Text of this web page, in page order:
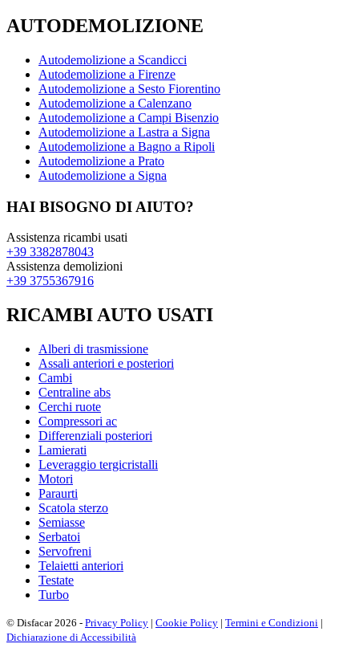
AUTODEMOLIZIONE
Autodemolizione a Scandicci
Autodemolizione a Firenze
Autodemolizione a Sesto Fiorentino
Autodemolizione a Calenzano
Autodemolizione a Campi Bisenzio
Autodemolizione a Lastra a Signa
Autodemolizione a Bagno a Ripoli
Autodemolizione a Prato
Autodemolizione a Signa
HAI BISOGNO DI AIUTO?
Assistenza ricambi usati
+39 3382878043
Assistenza demolizioni
+39 3755367916
RICAMBI AUTO USATI
Alberi di trasmissione
Assali anteriori e posteriori
Cambi
Centraline abs
Cerchi ruote
Compressori ac
Differenziali posteriori
Lamierati
Leveraggio tergicristalli
Motori
Paraurti
Scatola sterzo
Semiasse
Serbatoi
Servofreni
Telaietti anteriori
Testate
Turbo
© Disfacar 2026 - Privacy Policy | Cookie Policy | Termini e Condizioni |
Dichiarazione di Accessibilità